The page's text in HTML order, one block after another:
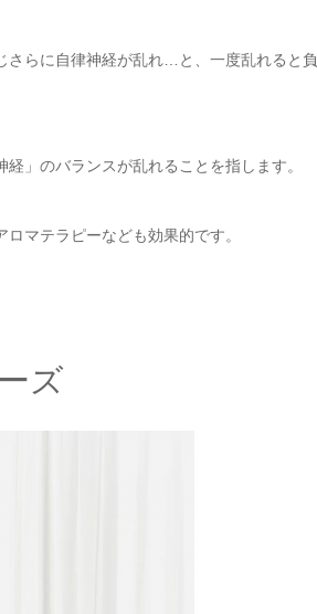
さらに自律神経が乱れ…と、一度乱れると負
」のバランスが乱れることを指します。
マテラピーなども効果的です。
ズ